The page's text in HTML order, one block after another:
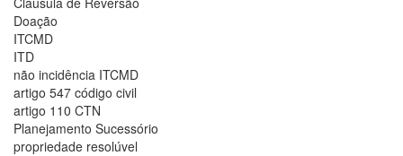
Doação
ITCMD
ITD
não incidência ITCMD
artigo 547 código civil
artigo 110 CTN
Planejamento Sucessório
propriedade resolúvel